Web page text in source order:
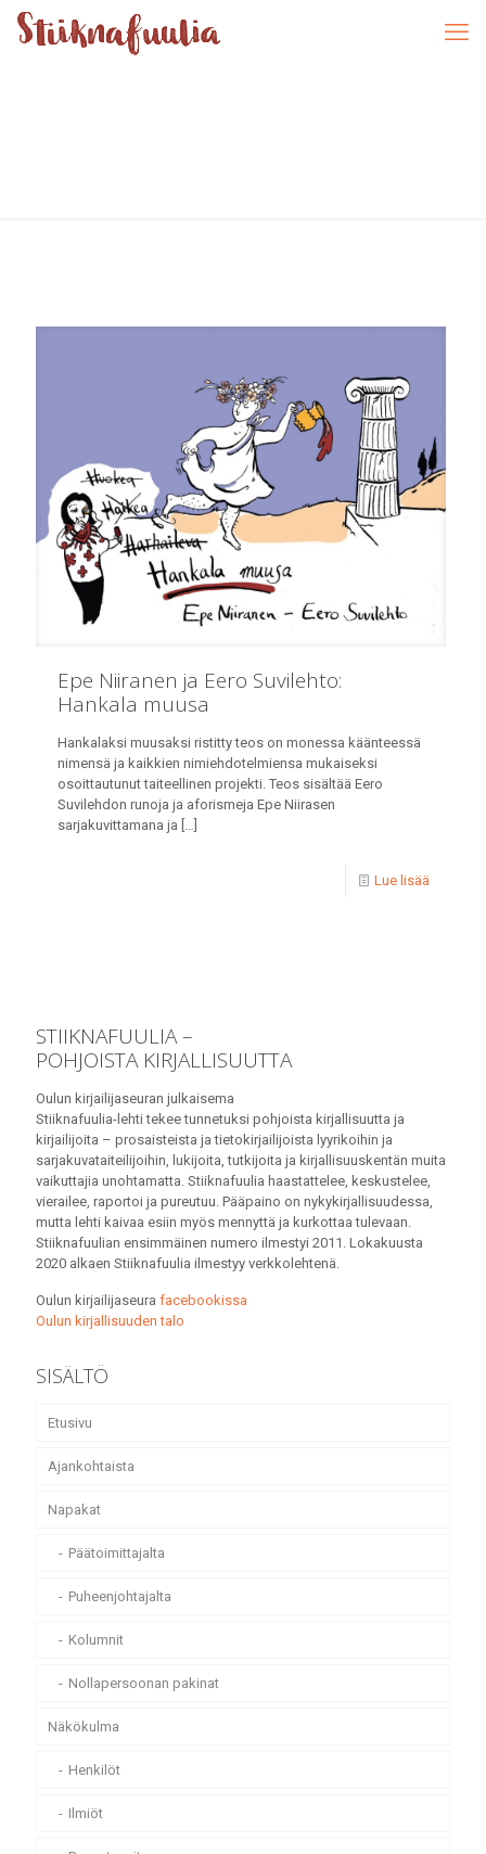
Epe Niiranen ja Eero Suvilehto:
Hankala muusa
Hankalaksi muusaksi ristitty teos on monessa käänteessä
nimensä ja kaikkien nimiehdotelmiensa mukaiseksi
osoittautunut taiteellinen projekti. Teos sisältää Eero
Suvilehdon runoja ja aforismeja Epe Niirasen
sarjakuvittamana ja […]
Lue lisää
STIIKNAFUULIA –
POHJOISTA KIRJALLISUUTTA
Oulun kirjailijaseuran julkaisema
Stiiknafuulia-lehti tekee tunnetuksi pohjoista kirjallisuutta ja
kirjailijoita – prosaisteista ja tietokirjailijoista lyyrikoihin ja
sarjakuvataiteilijoihin, lukijoita, tutkijoita ja kirjallisuuskentän muita
vaikuttajia unohtamatta. Stiiknafuulia haastattelee, keskustelee,
vierailee, raportoi ja pureutuu. Pääpaino on nykykirjallisuudessa,
mutta lehti kaivaa esiin myös mennyttä ja kurkottaa tulevaan.
Stiiknafuulian ensimmäinen numero ilmestyi 2011. Lokakuusta
2020 alkaen Stiiknafuulia ilmestyy verkkolehtenä.
Oulun kirjailijaseura facebookissa
Oulun kirjallisuuden talo
SISÄLTÖ
Etusivu
Ajankohtaista
Napakat
Päätoimittajalta
Puheenjohtajalta
Kolumnit
Nollapersoonan pakinat
Näkökulma
Henkilöt
Ilmiöt